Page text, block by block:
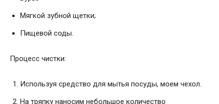
Мягкой зубной щетки;
Пищевой соды.
Процесс чистки:
Используя средство для мытья посуды, моем чехол.
На тряпку наносим небольшое количество